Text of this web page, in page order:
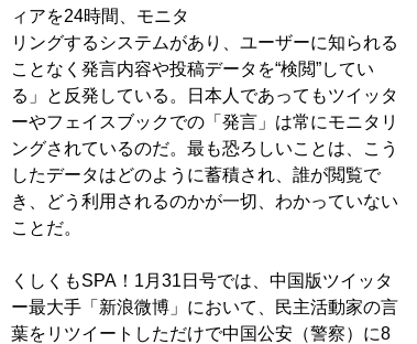
ィアを24時間、モニタ
リングするシステムがあり、ユーザーに知られる
ことなく発言内容や投稿データを“検閲”してい
る」と反発している。日本人であってもツイッタ
ーやフェイスブックでの「発言」は常にモニタリ
ングされているのだ。最も恐ろしいことは、こう
したデータはどのように蓄積され、誰が閲覧で
き、どう利用されるのかが一切、わかっていない
ことだ。
くしくもSPA！1月31日号では、中国版ツイッタ
ー最大手「新浪微博」において、民主活動家の言
葉をリツイートしただけで中国公安（警察）に8